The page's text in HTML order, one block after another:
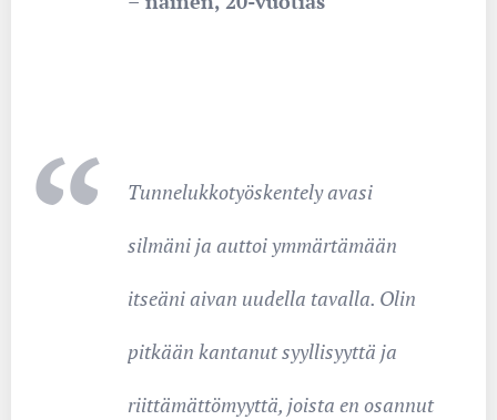
Tunnelukkotyöskentely avasi
silmäni ja auttoi ymmärtämään
itseäni aivan uudella tavalla. Olin
pitkään kantanut syyllisyyttä ja
riittämättömyyttä, joista en osannut